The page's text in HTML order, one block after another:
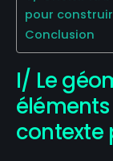
pour
Conclusion
I/ Le
contexte